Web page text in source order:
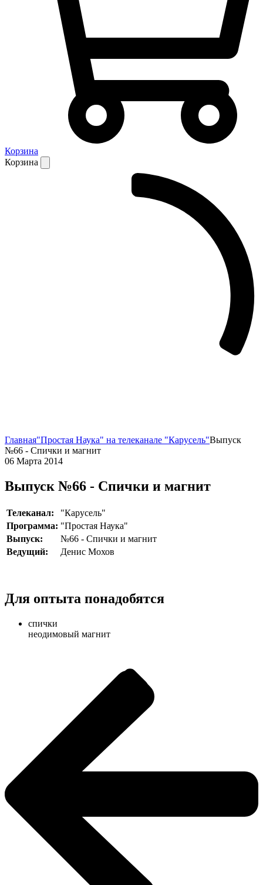
Корзина
Корзина
Главная"Простая Наука" на телеканале "Карусель"Выпуск
№66 - Спички и магнит
06 Марта 2014
Выпуск №66 - Спички и магнит
Телеканал:
"Карусель"
Программа: "Простая Наука"
Выпуск:
№66 - Спички и магнит
Ведущий:
Денис Мохов
Для оптыта понадобятся
спички
неодимовый магнит